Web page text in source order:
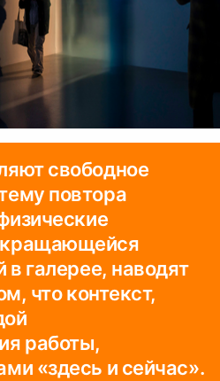
свободное
повтора
в галерее, наводят
что контекст,
работы,
«здесь и сейчас».